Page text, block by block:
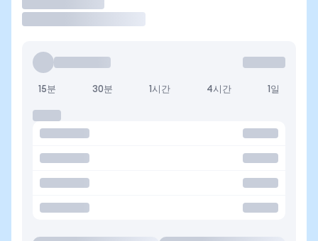
15분 30분 1시간 4시간 1일